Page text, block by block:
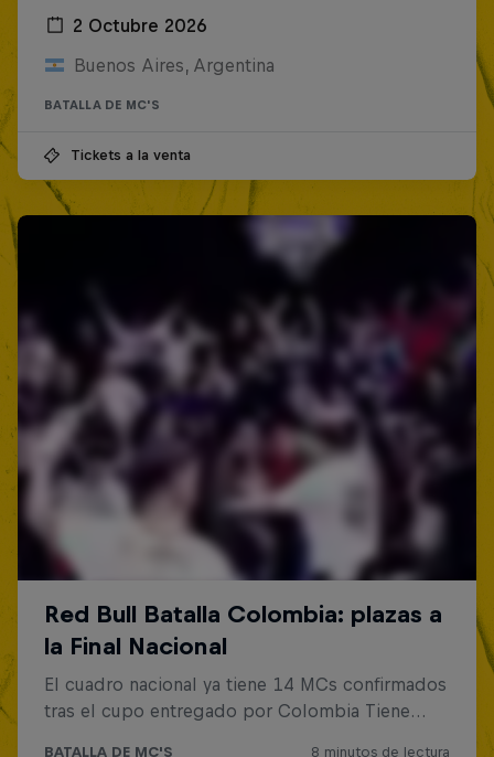
2 Octubre 2026
Buenos Aires, Argentina
BATALLA DE MC'S
Tickets a la venta